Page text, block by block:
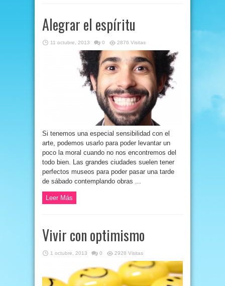
Alegrar el espíritu
11 octubre, 2013 0 2876 Visitas
Si tenemos una especial sensibilidad con el
arte, podemos usarlo para poder levantar un
poco la moral cuando no nos encontremos del
todo bien. Las grandes ciudades suelen tener
perfectos museos para poder pasar una tarde
de sábado contemplando obras ...
Leer Más
Vivir con optimismo
1 octubre, 2013 0 2928 Visitas